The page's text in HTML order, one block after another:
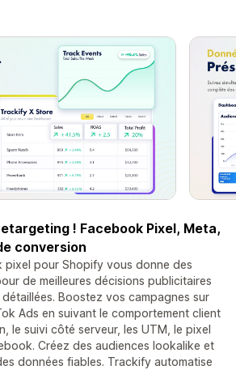
! Facebook Pixel, Meta,
conversion
pixel pour Shopify vous donne des
de meilleures décisions publicitaires
Boostez vos campagnes sur
Ads en suivant le comportement client
le suivi côté serveur, les UTM, le pixel
Créez des audiences lookalike et
données fiables. Trackify automatise